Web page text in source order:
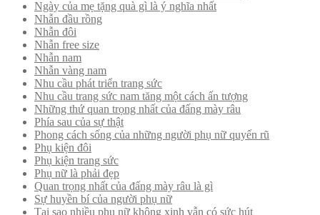
Ngày của mẹ tặng quà gì là ý nghĩa nhất
Nhẫn đầu rồng
Nhẫn đôi
Nhẫn free size
Nhẫn nam
Nhẫn vàng nam
Nhu cầu phát triển trang sức
Nhu cầu trang sức nam tăng một cách ấn tượng
Những thứ quan trọng nhất của đấng mày râu
Phía sau của sự thật
Phong cách sống của những người phụ nữ quyến rũ
Phụ kiện đôi
Phụ kiện trang sức
Phụ nữ là phải đẹp
Quan trọng nhất của đấng mày râu là gì
Sự huyền bí của người phụ nữ
Tại sao nhiều phụ nữ không xinh vẫn có sức hút